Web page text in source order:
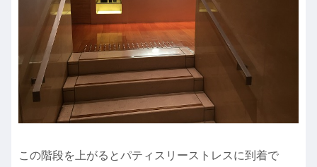
この階段を上がるとパティスリーストレスに到着で